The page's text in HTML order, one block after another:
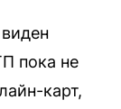
пока не
карт,